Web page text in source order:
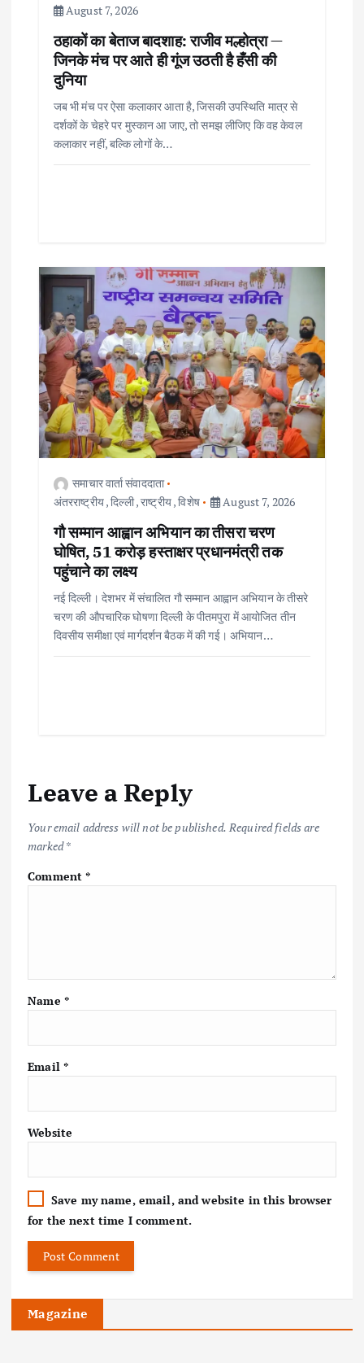
August 7, 2026
ठहाकों का बेताज बादशाह: राजीव मल्होत्रा —
जिनके मंच पर आते ही गूंज उठती है हँसी की
दुनिया
जब भी मंच पर ऐसा कलाकार आता है, जिसकी उपस्थिति मात्र से
दर्शकों के चेहरे पर मुस्कान आ जाए, तो समझ लीजिए कि वह केवल
कलाकार नहीं, बल्कि लोगों के…
समाचार वार्ता संवाददाता
अंतरराष्ट्रीय,दिल्ली,राष्ट्रीय,विशेष August 7, 2026
गौ सम्मान आह्वान अभियान का तीसरा चरण
घोषित, 51 करोड़ हस्ताक्षर प्रधानमंत्री तक
पहुंचाने का लक्ष्य
नई दिल्ली। देशभर में संचालित गौ सम्मान आह्वान अभियान के तीसरे
चरण की औपचारिक घोषणा दिल्ली के पीतमपुरा में आयोजित तीन
दिवसीय समीक्षा एवं मार्गदर्शन बैठक में की गई। अभियान…
Leave a Reply
Your email address will not be published. Required fields are
marked*
Comment*
Name *
Email *
Website
Save my name, email, and website in this browser
for the next time I comment.
Magazine